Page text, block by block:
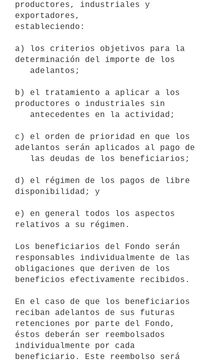
productores, industriales y
exportadores,
estableciendo:
a) los criterios objetivos para la
determinación del importe de los
b) el tratamiento a aplicar a los
productores o industriales sin
c) el orden de prioridad en que los
adelantos serán aplicados al pago de
d) el régimen de los pagos de libre
disponibilidad; y
e) en general todos los aspectos
relativos a su régimen.
Los beneficiarios del Fondo serán
responsables individualmente de las
obligaciones que deriven de los
beneficios efectivamente recibidos.
En el caso de que los beneficiarios
reciban adelantos de sus futuras
retenciones por parte del Fondo,
éstos deberán ser reembolsados
individualmente por cada
beneficiario. Este reembolso será